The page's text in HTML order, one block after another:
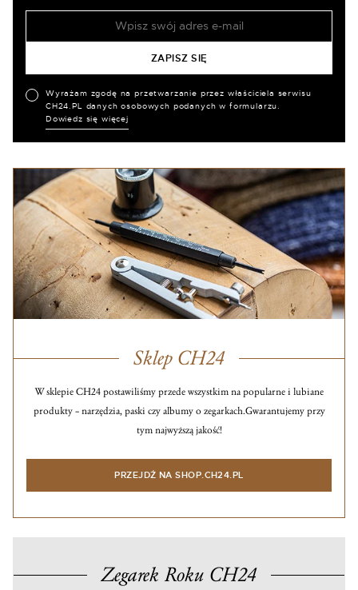
Wyrażam zgodę na przetwarzanie przez właściciela serwisu
CH24.PL danych osobowych podanych w formularzu.
Dowiedz się więcej
Sklep CH24
W sklepie CH24 postawiliśmy przede wszystkim na popularne i lubiane
produkty – narzędzia, paski czy albumy o zegarkach.Gwarantujemy przy
tym najwyższą jakość!
PRZEJDŹ NA SHOP.CH24.PL
Zegarek Roku CH24